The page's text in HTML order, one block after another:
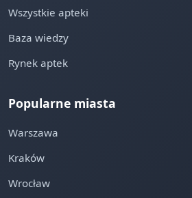
Wszystkie apteki
Baza wiedzy
Rynek aptek
Popularne miasta
Warszawa
Kraków
Wrocław